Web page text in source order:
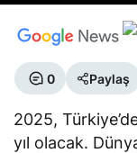
0 Paylaş
2025,
yıl olacak.